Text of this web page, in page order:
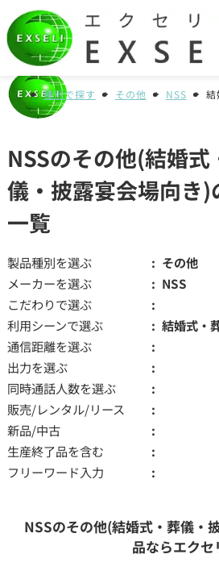
種別で探す その他 NSS 結
NSSのその他(結婚式
儀・披露宴会場向き)
一覧
製品種別を選ぶ
その他
メーカーを選ぶ
NSS
こだわりで選ぶ
利用シーンで選ぶ
結婚式・
通信距離を選ぶ
出力を選ぶ
同時通話人数を選ぶ
販売/レンタル/リース
新品/中古
生産終了品を含む
フリーワード入力
NSSのその他(結婚式・葬儀・
品ならエクセ